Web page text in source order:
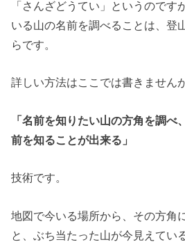
「さんざどうてい」というのです
いる山の名前を調べることは、登
らです。
詳しい方法はここでは書きませんが
「名前を知りたい山の方角を調べ
前を知ることが出来る」
技術です。
地図で今いる場所から、その方角
と、ぶち当たった山が今見えてい